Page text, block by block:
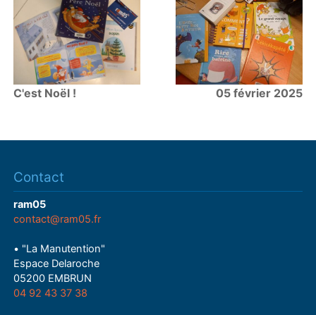
C'est Noël ! 05 février 2025
Contact
ram05
contact@ram05.fr
• "La Manutention"
Espace Delaroche
05200 EMBRUN
04 92 43 37 38